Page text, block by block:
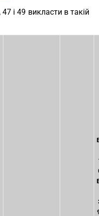
47 і 49 викласти в такій